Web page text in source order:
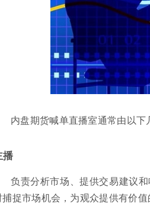
内盘期货喊单直播室通常由以下
播
负责分析市场、提供交易建议
捕捉市场机会，为观众提供有价值